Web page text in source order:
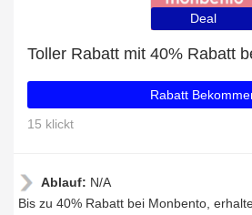
Deal
Toller Rabatt mit 40% Rabatt
Rabatt
15 klickt
Ablauf: N/A
Bis zu 40% Rabatt bei Monbento,